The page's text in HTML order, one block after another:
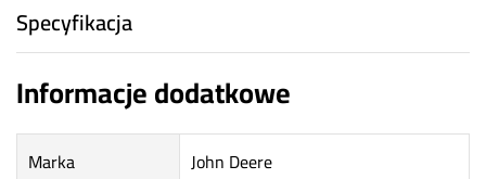
Specyfikacja
Informacje dodatkowe
Marka
John Deere